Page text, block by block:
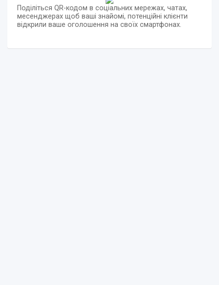
Поділіться QR-кодом в соціальних мережах, чатах,
месенджерах щоб ваші знайомі, потенційні клієнти
відкрили ваше оголошення на своїх смартфонах.